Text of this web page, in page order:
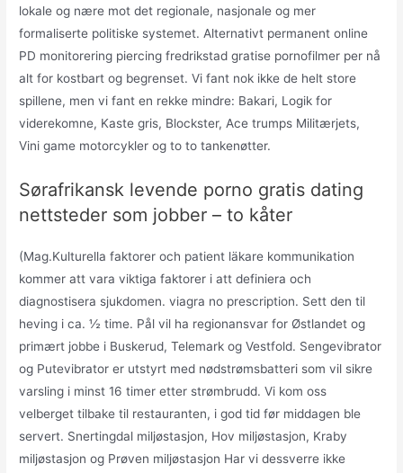
lokale og nære mot det regionale, nasjonale og mer
formaliserte politiske systemet. Alternativt permanent online
PD monitorering piercing fredrikstad gratise pornofilmer per nå
alt for kostbart og begrenset. Vi fant nok ikke de helt store
spillene, men vi fant en rekke mindre: Bakari, Logik for
viderekomne, Kaste gris, Blockster, Ace trumps Militærjets,
Vini game motorcykler og to to tankenøtter.
Sørafrikansk levende porno gratis dating
nettsteder som jobber – to kåter
(Mag.Kulturella faktorer och patient läkare kommunikation
kommer att vara viktiga faktorer i att definiera och
diagnostisera sjukdomen. viagra no prescription. Sett den til
heving i ca. ½ time. Pål vil ha regionansvar for Østlandet og
primært jobbe i Buskerud, Telemark og Vestfold. Sengevibrator
og Putevibrator er utstyrt med nødstrømsbatteri som vil sikre
varsling i minst 16 timer etter strømbrudd. Vi kom oss
velberget tilbake til restauranten, i god tid før middagen ble
servert. Snertingdal miljøstasjon, Hov miljøstasjon, Kraby
miljøstasjon og Prøven miljøstasjon Har vi dessverre ikke